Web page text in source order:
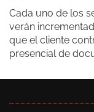
Cada uno de los
verán
que el cliente
presencial de